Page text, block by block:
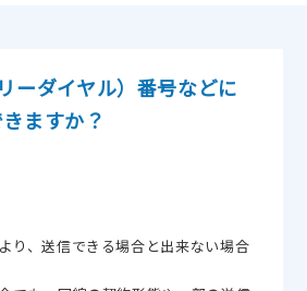
ーダイヤル）番号などに
ますか？
り、送信できる場合と出来ない場合